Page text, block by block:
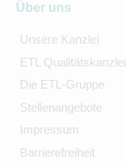
Über uns
Unsere Kanzlei
ETL Qualitätskanzlei
Die ETL-Gruppe
Stellenangebote
Impressum
Barrierefreiheit